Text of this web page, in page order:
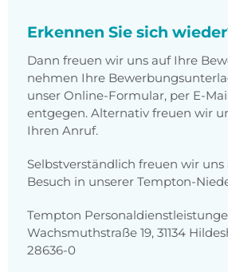
Erkennen Sie sich
Dann freuen wir uns auf Ihre
nehmen Ihre
unser Online-Formular, per E-
entgegen. Alternativ freuen wir
Ihren Anruf.
Selbstverständlich freuen wir
Besuch in unserer Tempton-
Tempton
Wachsmuthstraße 19, 31134
28636-0